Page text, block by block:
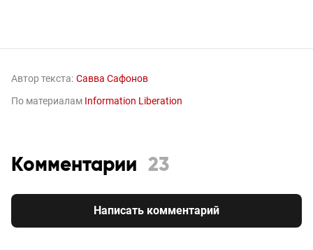
Автор текста: Савва Сафонов
По материалам Information Liberation
Комментарии 23
Написать комментарий